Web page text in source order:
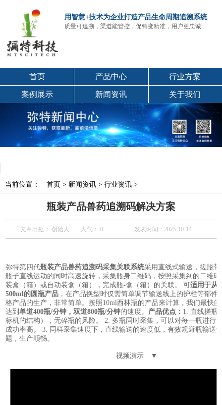
用智慧+技术为企业打造产品生命周期追溯系统
质量可追溯，渠道能管控，促销变精准，用户更忠诚
首页 产品中心 行业方案
案例展示 新闻资讯 关于我们
当前位置： 首页 > 新闻资讯 > 行业资讯 >
瓶装产品兽药追溯码解决方案
文章出处： 创始人 人气： 0 发表时间：2025-10-14
弥特第四代瓶装产品兽药追溯码采集关联系统采用直线式输送，搓瓶
瓶子直线运动的同时高速旋转，采集瓶身二维码，按照采集到的二维
装盒（箱）或自动装盒（箱），完成瓶-盒（箱）的关联。 可适用于从
500ml的圆瓶产品 ，在产品换型时仅需简单调节输送线上的护栏等部件
格产品的生产，非常简单。按照10ml西林瓶的产品来计算，我们最快
达到单道400瓶/分钟，双道800瓶/分钟的速度。 产品优点： 1. 直线搓瓶
标机的结构），无碎瓶的风险。 2. 多瓶同时采集，可以对每一瓶进行
成功率高。 3. 同样采集速度下，直线输送的速度低，有效规避瓶输送
题，生产顺畅。
视频演示 ▼